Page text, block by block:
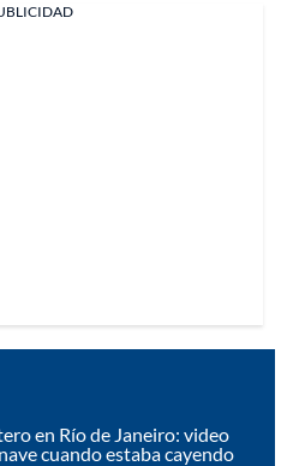
en Río de Janeiro: video
cuando estaba cayendo